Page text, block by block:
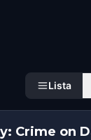
Lista
Crime on